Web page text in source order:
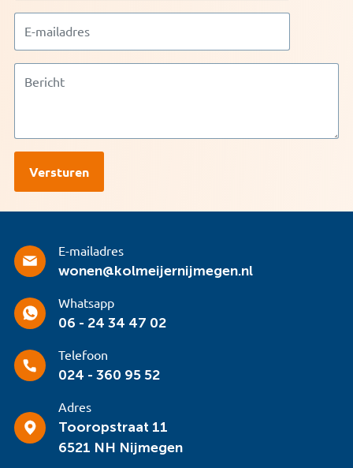
E-mailadres
wonen@kolmeijernijmegen.nl
Whatsapp
06 - 24 34 47 02
Telefoon
024 - 360 95 52
Adres
Tooropstraat 11
6521 NH Nijmegen